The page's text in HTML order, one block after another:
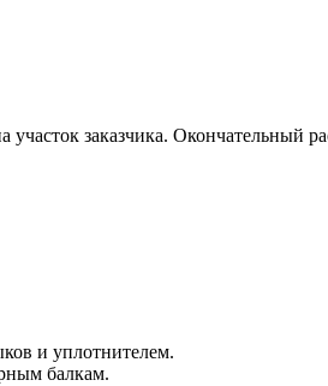
заказчика. Окончательный
и уплотнителем.
балкам.